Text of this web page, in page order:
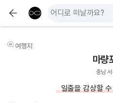
여행지
마량
충남 서
일출을 감상할